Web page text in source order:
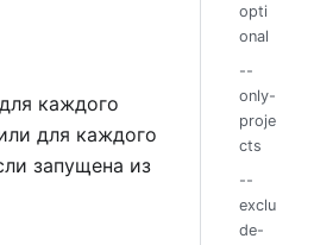
каждого
для каждого
запущена из
opti
onal
--
only-
proje
cts
--
exclu
de-